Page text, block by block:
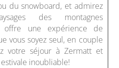
du snowboard, et admirez
des montagnes
offre une expérience de
vous soyez seul, en couple
votre séjour à Zermatt et
inoubliable!